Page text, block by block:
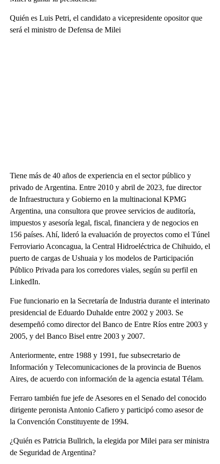
Quién es Luis Petri, el candidato a vicepresidente opositor que
será el ministro de Defensa de Milei
Tiene más de 40 años de experiencia en el sector público y
privado de Argentina. Entre 2010 y abril de 2023, fue director
de Infraestructura y Gobierno en la multinacional KPMG
Argentina, una consultora que provee servicios de auditoría,
impuestos y asesoría legal, fiscal, financiera y de negocios en
156 países. Ahí, lideró la evaluación de proyectos como el Túnel
Ferroviario Aconcagua, la Central Hidroeléctrica de Chihuido, el
puerto de cargas de Ushuaia y los modelos de Participación
Público Privada para los corredores viales, según su perfil en
LinkedIn.
Fue funcionario en la Secretaría de Industria durante el interinato
presidencial de Eduardo Duhalde entre 2002 y 2003. Se
desempeñó como director del Banco de Entre Ríos entre 2003 y
2005, y del Banco Bisel entre 2003 y 2007.
Anteriormente, entre 1988 y 1991, fue subsecretario de
Información y Telecomunicaciones de la provincia de Buenos
Aires, de acuerdo con información de la agencia estatal Télam.
Ferraro también fue jefe de Asesores en el Senado del conocido
dirigente peronista Antonio Cafiero y participó como asesor de
la Convención Constituyente de 1994.
¿Quién es Patricia Bullrich, la elegida por Milei para ser ministra
de Seguridad de Argentina?